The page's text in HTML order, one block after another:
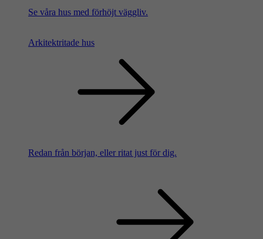
Se våra hus med förhöjt väggliv.
Arkitektritade hus
Redan från början, eller ritat just för dig.